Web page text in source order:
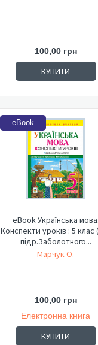
100,00 грн
КУПИТИ
eBook
eBook Українська мова.
Конспекти уроків : 5 клас
підр.Заболотного...
Марчук О.
100,00 грн
Електронна книга
КУПИТИ